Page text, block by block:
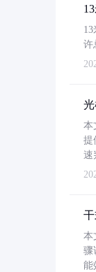
许
本
提
速
本
骤
能